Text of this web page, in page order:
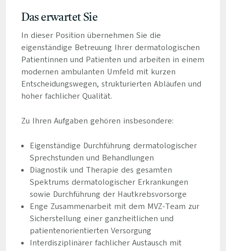
Das erwartet Sie
In dieser Position übernehmen Sie die
eigenständige Betreuung Ihrer dermatologischen
Patientinnen und Patienten und arbeiten in einem
modernen ambulanten Umfeld mit kurzen
Entscheidungswegen, strukturierten Abläufen und
hoher fachlicher Qualität.
Zu Ihren Aufgaben gehören insbesondere:
Eigenständige Durchführung dermatologischer
Sprechstunden und Behandlungen
Diagnostik und Therapie des gesamten
Spektrums dermatologischer Erkrankungen
sowie Durchführung der Hautkrebsvorsorge
Enge Zusammenarbeit mit dem MVZ-Team zur
Sicherstellung einer ganzheitlichen und
patientenorientierten Versorgung
Interdisziplinärer fachlicher Austausch mit